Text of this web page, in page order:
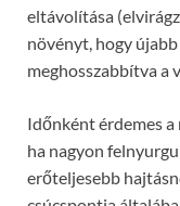
eltávolítása
növényt, hogy
meghosszabbítva a
Időnként érdemes a
ha nagyon
erőteljesebb